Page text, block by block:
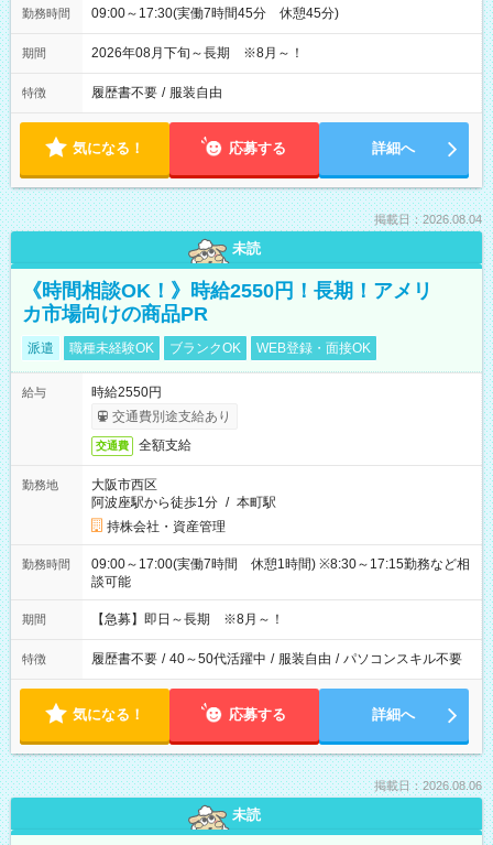
勤務時間 09:00～17:30(実働7時間45分 休憩45分)
期間 2026年08月下旬～長期 ※8月～！
特徴 履歴書不要 / 服装自由
気になる！ 応募する 詳細へ
掲載日：2026.08.04
未読
《時間相談OK！》時給2550円！長期！アメリ
カ市場向けの商品PR
派遣 職種未経験OK ブランクOK WEB登録・面接OK
給与
時給2550円
交通費別途支給あり
交通費 全額支給
勤務地
大阪市西区
阿波座駅から徒歩1分 / 本町駅
持株会社・資産管理
勤務時間
09:00～17:00(実働7時間 休憩1時間) ※8:30～17:15勤務など相
談可能
期間 【急募】即日～長期 ※8月～！
特徴 履歴書不要 / 40～50代活躍中 / 服装自由 / パソコンスキル不要
気になる！ 応募する 詳細へ
掲載日：2026.08.06
未読